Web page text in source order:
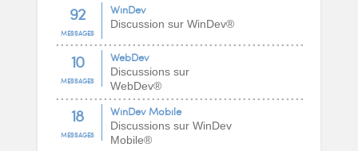
92
MESSAGES
WinDev
Discussion sur WinDev®
10
MESSAGES
WebDev
Discussions sur
WebDev®
18
MESSAGES
WinDev Mobile
Discussions sur WinDev
Mobile®